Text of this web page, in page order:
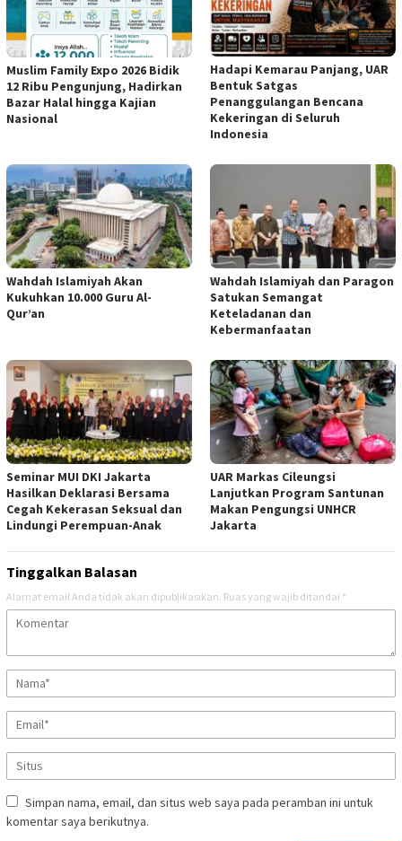
Muslim Family Expo 2026 Bidik
12 Ribu Pengunjung, Hadirkan
Bazar Halal hingga Kajian
Nasional
Hadapi Kemarau Panjang, UAR
Bentuk Satgas
Penanggulangan Bencana
Kekeringan di Seluruh
Indonesia
Wahdah Islamiyah Akan
Kukuhkan 10.000 Guru Al-
Qur’an
Wahdah Islamiyah dan Paragon
Satukan Semangat
Keteladanan dan
Kebermanfaatan
Seminar MUI DKI Jakarta
Hasilkan Deklarasi Bersama
Cegah Kekerasan Seksual dan
Lindungi Perempuan-Anak
UAR Markas Cileungsi
Lanjutkan Program Santunan
Makan Pengungsi UNHCR
Jakarta
Tinggalkan Balasan
Alamat email Anda tidak akan dipublikasikan. Ruas yang wajib ditandai *
Simpan nama, email, dan situs web saya pada peramban ini untuk
komentar saya berikutnya.